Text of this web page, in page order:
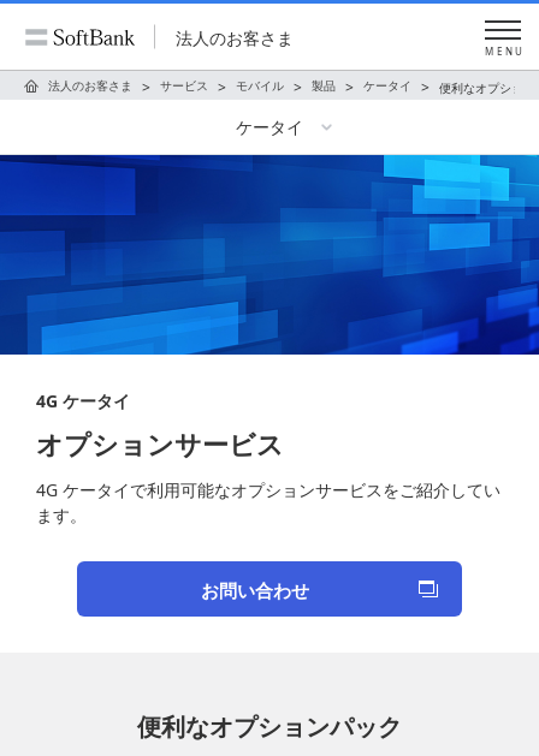
法人のお客さま
MENU
法人のお客さま サービス モバイル 製品 ケータイ 便利なオプション
ケータイ
4G ケータイ
オプションサービス
4G ケータイで利用可能なオプションサービスをご紹介してい
ます。
お問い合わせ
便利なオプションパック